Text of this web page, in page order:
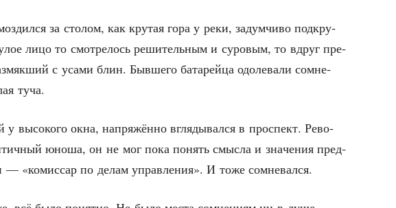
за сто­лом, как кру­тая гора у реки, задум­чи­во под­кру­
лицо то смот­ре­лось реши­тель­ным и суро­вым, то вдруг пре­
с уса­ми блин. Быв­ше­го бата­рей­ца одо­ле­ва­ли сомне­
туча.
высо­ко­го окна, напря­жён­но вгля­ды­вал­ся в про­спект. Рево­
юно­ша, он не мог пока понять смыс­ла и зна­че­ния пред­
— «комис­сар по делам управ­ле­ния». И тоже сомневался.